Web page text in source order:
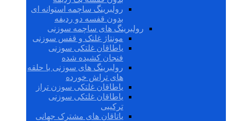
رولبرینگ ساچمه استوانه ای
بدون قفسه دو ردیفه
رولبرینگ های ساچمه سوزنی
مونتاژ غلتک و قفس سوزنی
یاطاقان غلتکی سوزنی
فنجان کشیده شده
رولبرینگ های سوزنی با حلقه
های تراش خورده
یاطاقان غلتکی سوزن تراز
یاطاقان غلتکی سوزنی
ترکیبی
یاتاقان های مشترک جهانی